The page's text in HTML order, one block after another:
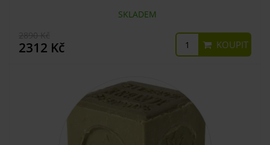
SKLADEM
2312 Kč KOUPIT